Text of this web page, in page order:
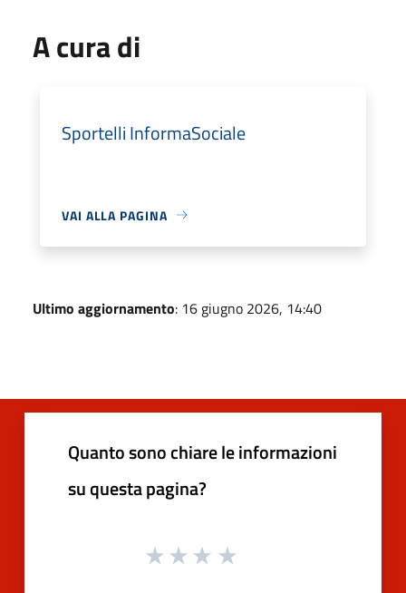
A cura di
Sportelli InformaSociale
VAI ALLA PAGINA
Ultimo aggiornamento: 16 giugno 2026, 14:40
Quanto sono chiare le informazioni
su questa pagina?